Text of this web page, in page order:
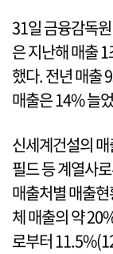
31일 금융감독
은 지난해 매출
했다. 전년 매출
매출은 14% 늘
신세계건설의
필드 등 계열사
매출처별 매출
체 매출의 약
로부터